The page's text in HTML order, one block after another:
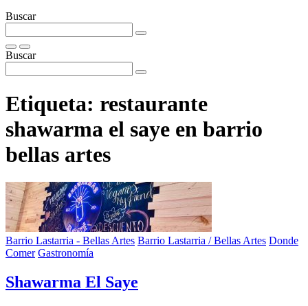
Buscar
Buscar
Etiqueta: restaurante
shawarma el saye en barrio
bellas artes
Barrio Lastarria - Bellas Artes Barrio Lastarria / Bellas Artes Donde
Comer Gastronomía
Shawarma El Saye